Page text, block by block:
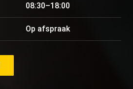
08:30–18:00
Op afspraak